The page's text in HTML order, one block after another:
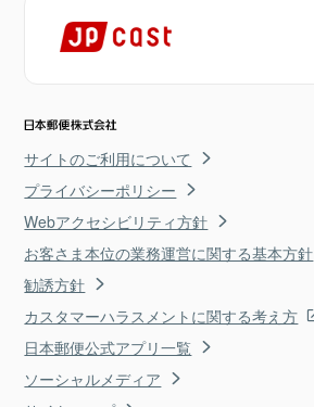
サイトのご利用について
プライバシーポリシー
Webアクセシビリティ方針
お客さま本位の業務運営に関する基本方針
勧誘方針
カスタマーハラスメントに関する考え方
日本郵便公式アプリ一覧
ソーシャルメディア